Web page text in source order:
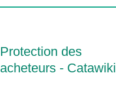
Protection des
acheteurs - Catawiki